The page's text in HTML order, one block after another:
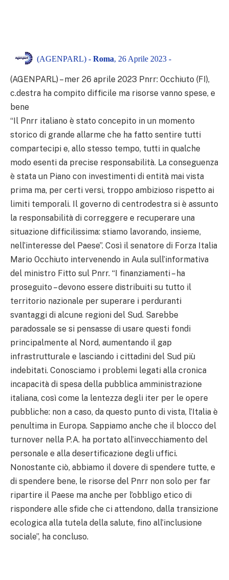
(AGENPARL) - Roma, 26 Aprile 2023 -
(AGENPARL) – mer 26 aprile 2023 Pnrr: Occhiuto (FI),
c.destra ha compito difficile ma risorse vanno spese, e
bene
“Il Pnrr italiano è stato concepito in un momento
storico di grande allarme che ha fatto sentire tutti
compartecipi e, allo stesso tempo, tutti in qualche
modo esenti da precise responsabilità. La conseguenza
è stata un Piano con investimenti di entità mai vista
prima ma, per certi versi, troppo ambizioso rispetto ai
limiti temporali. Il governo di centrodestra si è assunto
la responsabilità di correggere e recuperare una
situazione difficilissima: stiamo lavorando, insieme,
nell’interesse del Paese”. Così il senatore di Forza Italia
Mario Occhiuto intervenendo in Aula sull’informativa
del ministro Fitto sul Pnrr. “I finanziamenti – ha
proseguito – devono essere distribuiti su tutto il
territorio nazionale per superare i perduranti
svantaggi di alcune regioni del Sud. Sarebbe
paradossale se si pensasse di usare questi fondi
principalmente al Nord, aumentando il gap
infrastrutturale e lasciando i cittadini del Sud più
indebitati. Conosciamo i problemi legati alla cronica
incapacità di spesa della pubblica amministrazione
italiana, così come la lentezza degli iter per le opere
pubbliche: non a caso, da questo punto di vista, l’Italia è
penultima in Europa. Sappiamo anche che il blocco del
turnover nella P.A. ha portato all’invecchiamento del
personale e alla desertificazione degli uffici.
Nonostante ciò, abbiamo il dovere di spendere tutte, e
di spendere bene, le risorse del Pnrr non solo per far
ripartire il Paese ma anche per l’obbligo etico di
rispondere alle sfide che ci attendono, dalla transizione
ecologica alla tutela della salute, fino all’inclusione
sociale”, ha concluso.